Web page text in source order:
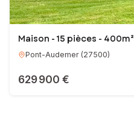
Maison - 15 pièces - 400m²
Pont-Audemer (27500)
629 900 €